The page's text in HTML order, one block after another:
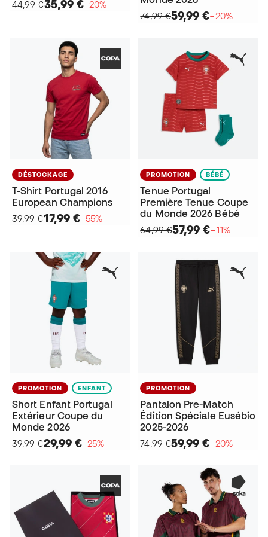
44,99 €35,99 €−20%
74,99 €59,99 €−20%
DÉSTOCKAGE
T-Shirt Portugal 2016
European Champions
39,99 €17,99 €−55%
PROMOTION BÉBÉ
Tenue Portugal
Première Tenue Coupe
du Monde 2026 Bébé
64,99 €57,99 €−11%
PROMOTION ENFANT
Short Enfant Portugal
Extérieur Coupe du
Monde 2026
39,99 €29,99 €−25%
PROMOTION
Pantalon Pre-Match
Édition Spéciale Eusébio
2025-2026
74,99 €59,99 €−20%